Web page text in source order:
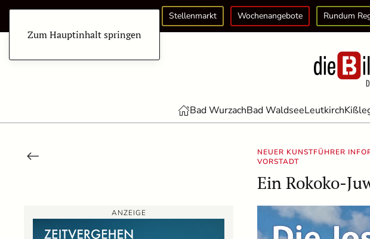
Zum Hauptinhalt springen
Stellenmarkt Wochenangebote Rundum
Bad WurzachBad WaldseeLeutkirch
NEUER KUNSTFÜHRER
VORSTADT
Ein Rokoko-
ANZEIGE